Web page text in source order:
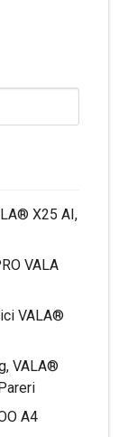
X25 AI,
VALA
VALA®
VALA®
A4